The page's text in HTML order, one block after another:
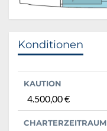
Konditionen
KAUTION
4.500,00 €
CHARTERZEITRAUM